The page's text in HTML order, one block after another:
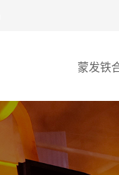
蒙发铁